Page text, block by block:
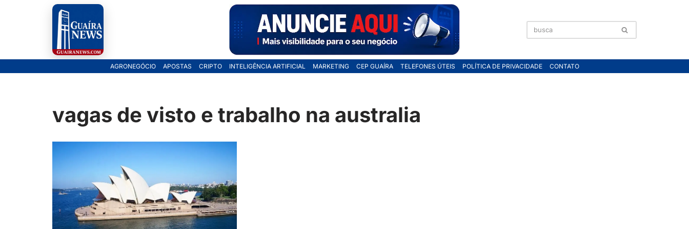
AGRONEGÓCIO APOSTAS CRIPTO INTELIGÊNCIA ARTIFICIAL MARKETING CEP GUAÍRA TELEFONES ÚTEIS POLÍTICA DE PRIVACIDADE CONTATO
vagas de visto e trabalho na australia